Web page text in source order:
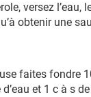
versez l’eau,
obtenir une
faites fondre
et 1 c à s